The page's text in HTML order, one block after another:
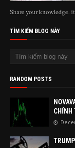
Share your knowledge.
TÌM KIẾM BLOG NÀY
RANDOM POSTS
CHÍNH